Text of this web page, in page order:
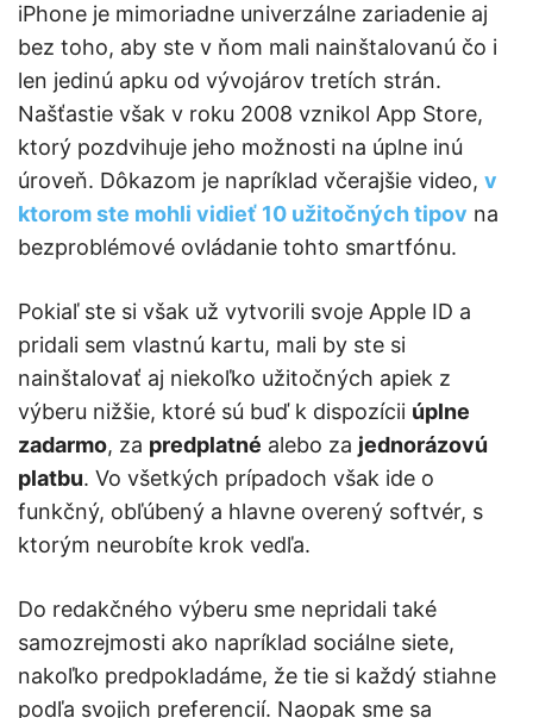
iPhone je mimoriadne univerzálne zariadenie aj
bez toho, aby ste v ňom mali nainštalovanú čo i
len jedinú apku od vývojárov tretích strán.
Našťastie však v roku 2008 vznikol App Store,
ktorý pozdvihuje jeho možnosti na úplne inú
úroveň. Dôkazom je napríklad včerajšie video, v
ktorom ste mohli vidieť 10 užitočných tipov na
bezproblémové ovládanie tohto smartfónu.
Pokiaľ ste si však už vytvorili svoje Apple ID a
pridali sem vlastnú kartu, mali by ste si
nainštalovať aj niekoľko užitočných apiek z
výberu nižšie, ktoré sú buď k dispozícii úplne
zadarmo, za predplatné alebo za jednorázovú
platbu. Vo všetkých prípadoch však ide o
funkčný, obľúbený a hlavne overený softvér, s
ktorým neurobíte krok vedľa.
Do redakčného výberu sme nepridali také
samozrejmosti ako napríklad sociálne siete,
nakoľko predpokladáme, že tie si každý stiahne
podľa svojich preferencií. Naopak sme sa